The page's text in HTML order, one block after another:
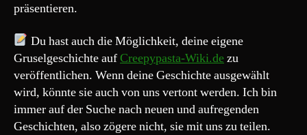
präsentieren.
Du hast auch die Möglichkeit, deine eigene
Gruselgeschichte aufCreepypasta-Wiki.dezu
veröffentlichen. Wenn deine Geschichte ausgewählt
wird, könnte sie auch von uns vertont werden. Ich bin
immer auf der Suche nach neuen und aufregenden
Geschichten, also zögere nicht, sie mit uns zu teilen.